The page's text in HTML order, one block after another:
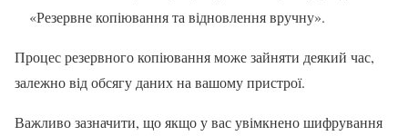
«Резервне копіювання та відновлення вручну».
Процес резервного копіювання може зайняти деякий час,
залежно від обсягу даних на вашому пристрої.
Важливо зазначити, що якщо у вас увімкнено шифрування